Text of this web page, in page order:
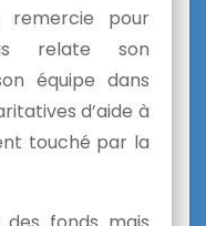
pour
relate son
équipe dans
d’aide à
touché par la